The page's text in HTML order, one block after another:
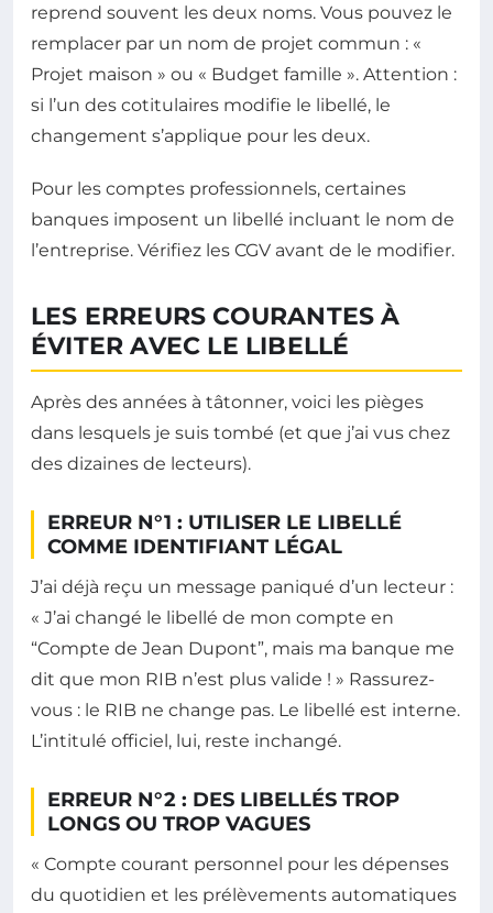
reprend souvent les deux noms. Vous pouvez le
remplacer par un nom de projet commun : «
Projet maison » ou « Budget famille ». Attention :
si l’un des cotitulaires modifie le libellé, le
changement s’applique pour les deux.
Pour les comptes professionnels, certaines
banques imposent un libellé incluant le nom de
l’entreprise. Vérifiez les CGV avant de le modifier.
LES ERREURS COURANTES À
ÉVITER AVEC LE LIBELLÉ
Après des années à tâtonner, voici les pièges
dans lesquels je suis tombé (et que j’ai vus chez
des dizaines de lecteurs).
ERREUR N°1 : UTILISER LE LIBELLÉ
COMME IDENTIFIANT LÉGAL
J’ai déjà reçu un message paniqué d’un lecteur :
« J’ai changé le libellé de mon compte en
“Compte de Jean Dupont”, mais ma banque me
dit que mon RIB n’est plus valide ! » Rassurez-
vous : le RIB ne change pas. Le libellé est interne.
L’intitulé officiel, lui, reste inchangé.
ERREUR N°2 : DES LIBELLÉS TROP
LONGS OU TROP VAGUES
« Compte courant personnel pour les dépenses
du quotidien et les prélèvements automatiques